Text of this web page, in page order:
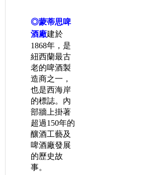
◎蒙蒂思啤
酒廠建於
1868年，是
紐西蘭最古
老的啤酒製
造商之一，
也是西海岸
的標誌。內
部牆上掛著
超過150年的
釀酒工藝及
啤酒廠發展
的歷史故
事。